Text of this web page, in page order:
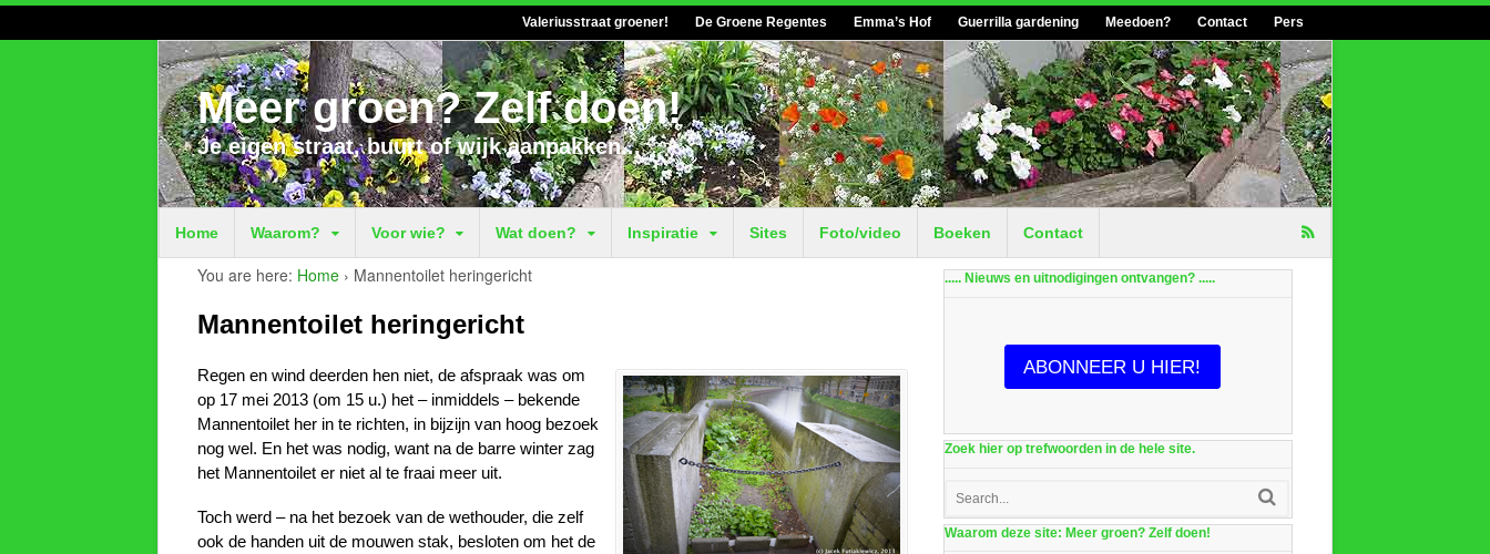
Valeriusstraat groener! De Groene Regentes Emma’s Hof Guerrilla gardening Meedoen? Contact Pers
Meer groen? Zelf doen!
Je eigen straat, buurt of wijk aanpakken...
Home Waarom? Voor wie? Wat doen? Inspiratie Sites Foto/video Boeken Contact
You are here: Home › Mannentoilet heringericht
Mannentoilet heringericht
Regen en wind deerden hen niet, de afspraak was om
op 17 mei 2013 (om 15 u.) het – inmiddels – bekende
Mannentoilet her in te richten, in bijzijn van hoog bezoek
nog wel. En het was nodig, want na de barre winter zag
het Mannentoilet er niet al te fraai meer uit.
Toch werd – na het bezoek van de wethouder, die zelf
ook de handen uit de mouwen stak, besloten om het de
..... Nieuws en uitnodigingen ontvangen? .....
ABONNEER U HIER!
Zoek hier op trefwoorden in de hele site.
Waarom deze site: Meer groen? Zelf doen!